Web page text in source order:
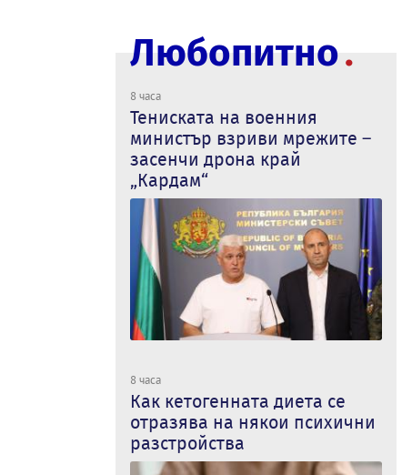
Любопитно
8 часа
Тениската на военния
министър взриви мрежите –
засенчи дрона край
„Кардам“
8 часа
Как кетогенната диета се
отразява на някои психични
разстройства